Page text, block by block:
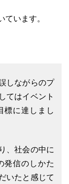
います。
しながらのプ
てはイベント
標に達しまし
、社会の中に
発信のしかた
いたと感じて